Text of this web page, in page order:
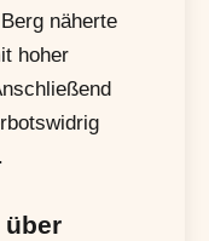
näherte
hoher
über